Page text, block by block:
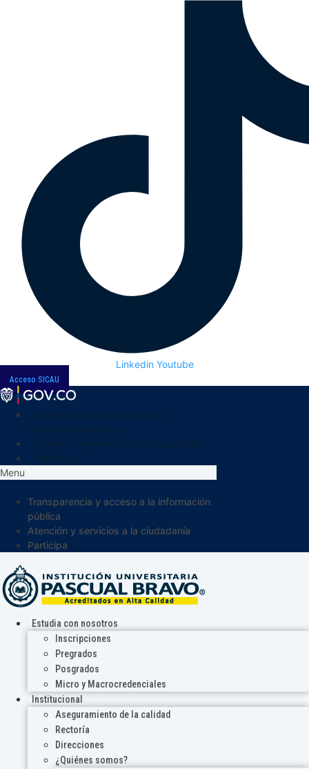
Linkedin Youtube
Acceso SICAU
Menu
Transparencia y acceso a la información
pública
Atención y servicios a la ciudadanía
Participa
Estudia con nosotros
Inscripciones
Pregrados
Posgrados
Micro y Macrocredenciales
Institucional
Aseguramiento de la calidad
Rectoría
Direcciones
¿Quiénes somos?